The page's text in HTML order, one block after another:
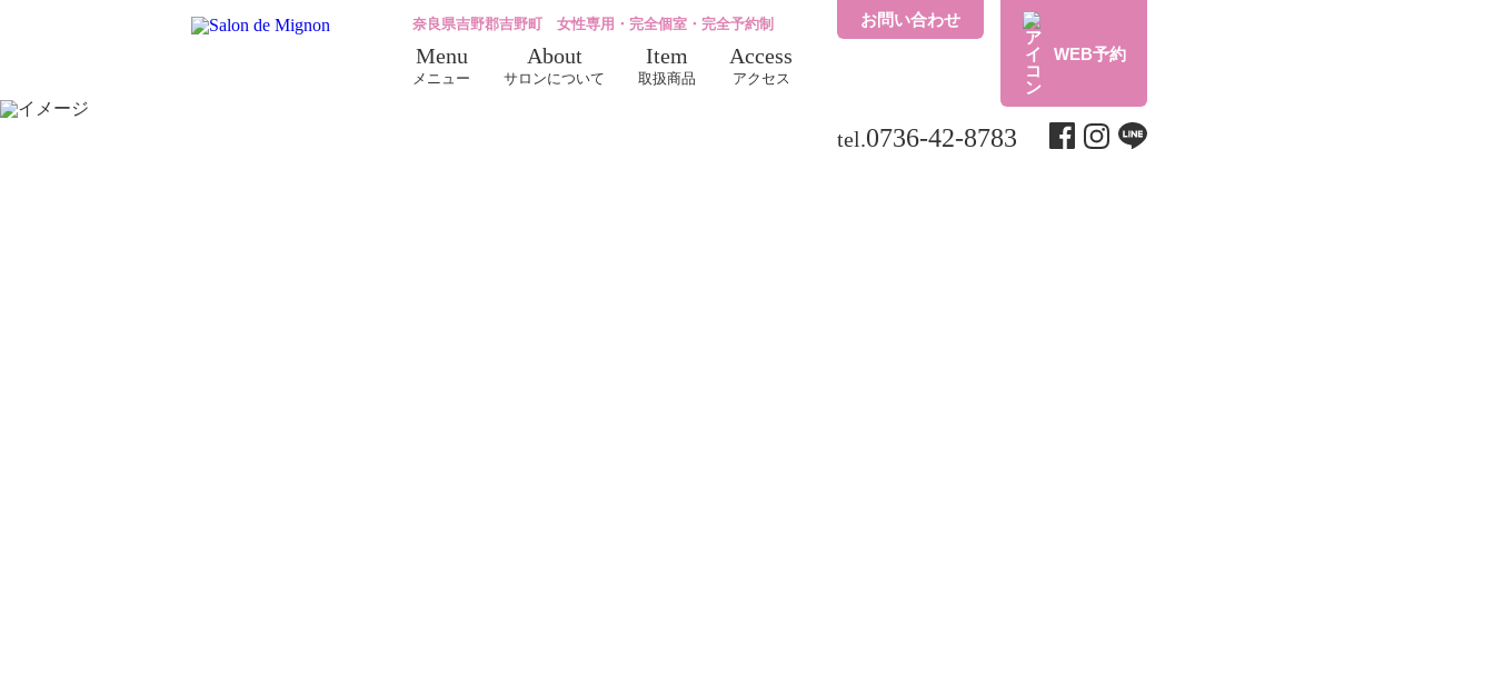
奈良県吉野郡吉野町 女性専用・完全個室・完全予約制
Menu
メニュー
About
サロンについて
Item
取扱商品
Access
アクセス
お問い合わせ
WEB予約
tel.0736-42-8783